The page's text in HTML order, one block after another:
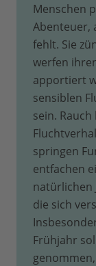
Menschen
Abenteuer,
fehlt. Sie
werfen
apportiert
sensiblen
sein.
springen
entfachen
natürlichen
die sich
Frühjahr